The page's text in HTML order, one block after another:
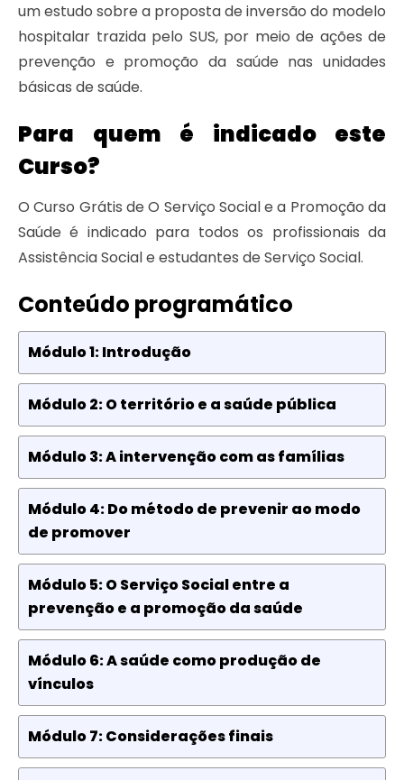
um estudo sobre a proposta de inversão do modelo
hospitalar trazida pelo SUS, por meio de ações de
prevenção e promoção da saúde nas unidades
básicas de saúde.
Para quem é indicado este
Curso?
O Curso Grátis de O Serviço Social e a Promoção da
Saúde é indicado para todos os profissionais da
Assistência Social e estudantes de Serviço Social.
Conteúdo programático
Módulo 1: Introdução
Módulo 2: O território e a saúde pública
Módulo 3: A intervenção com as famílias
Módulo 4: Do método de prevenir ao modo
de promover
Módulo 5: O Serviço Social entre a
prevenção e a promoção da saúde
Módulo 6: A saúde como produção de
vínculos
Módulo 7: Considerações finais